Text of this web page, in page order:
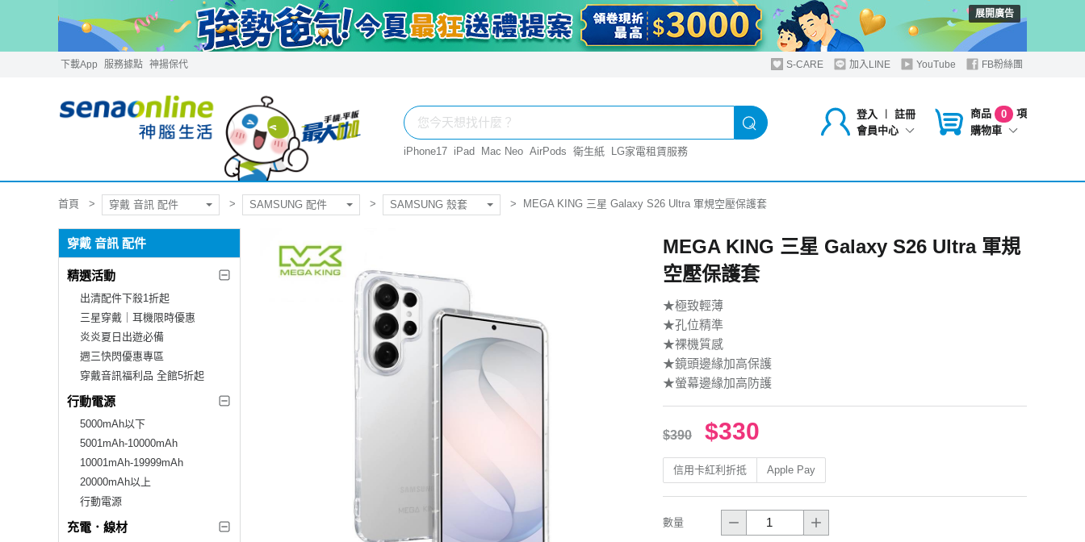
展開廣告
下載App 服務據點 神揚保代 S-CARE 加入LINE YouTube FB粉絲團
登入 ︱
註冊
會員中心
商品 0
項
購物車
iPhone17 iPad Mac Neo AirPods 衛生紙 LG家電租賃服務
首頁 穿戴 音訊 配件 SAMSUNG 配件 SAMSUNG 殼套 MEGA KING 三星 Galaxy S26 Ultra 軍規空壓保護套
穿戴 音訊 配件
精選活動
出清配件下殺1折起
三星穿戴｜耳機限時優惠
炎炎夏日出遊必備
週三快閃優惠專區
穿戴音訊福利品 全館5折起
行動電源
5000mAh以下
5001mAh-10000mAh
10001mAh-19999mAh
20000mAh以上
行動電源
充電．線材
MEGA KING 三星 Galaxy S26 Ultra 軍規
空壓保護套
★極致輕薄
★孔位精準
★裸機質感
★鏡頭邊緣加高保護
★螢幕邊緣加高防護
$390 $330
信用卡紅利折抵 Apple Pay
數量